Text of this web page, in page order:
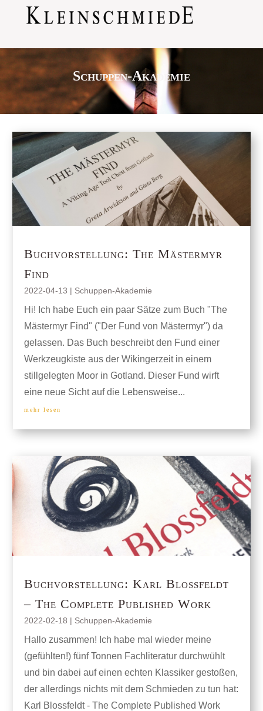
Schuppen-Akademie
Buchvorstellung: The Mästermyr
Find
2022-04-13 | Schuppen-Akademie
Hi! Ich habe Euch ein paar Sätze zum Buch "The
Mästermyr Find" ("Der Fund von Mästermyr") da
gelassen. Das Buch beschreibt den Fund einer
Werkzeugkiste aus der Wikingerzeit in einem
stillgelegten Moor in Gotland. Dieser Fund wirft
eine neue Sicht auf die Lebensweise...
mehr lesen
Buchvorstellung: Karl Blossfeldt
– The Complete Published Work
2022-02-18 | Schuppen-Akademie
Hallo zusammen! Ich habe mal wieder meine
(gefühlten!) fünf Tonnen Fachliteratur durchwühlt
und bin dabei auf einen echten Klassiker gestoßen,
der allerdings nichts mit dem Schmieden zu tun hat:
Karl Blossfeldt - The Complete Published Work